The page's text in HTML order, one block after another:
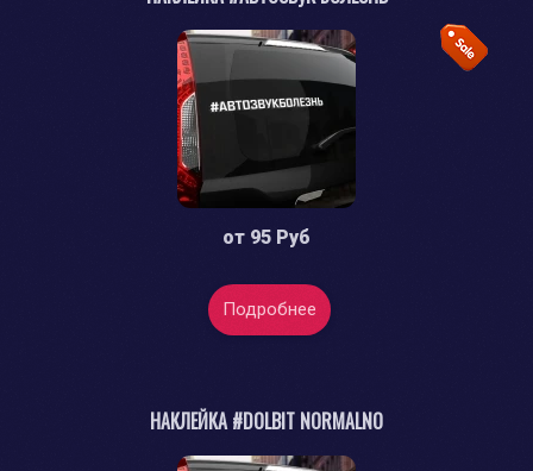
от 95 Руб
Подробнее
НАКЛЕЙКА #DOLBIT NORMALNO